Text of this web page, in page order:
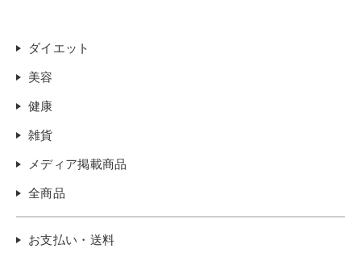
ダイエット
美容
健康
雑貨
メディア掲載商品
全商品
お支払い・送料